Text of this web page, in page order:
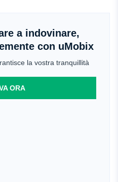
a indovinare,
con uMobix
la vostra tranquillità
ORA